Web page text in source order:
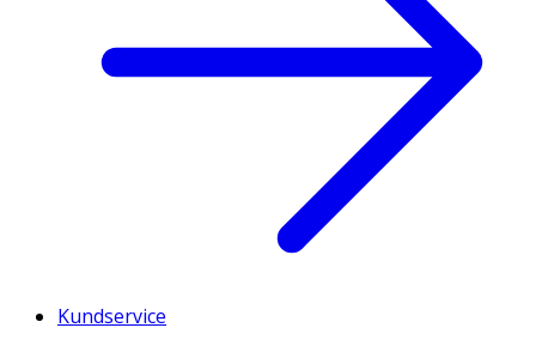
Kundservice